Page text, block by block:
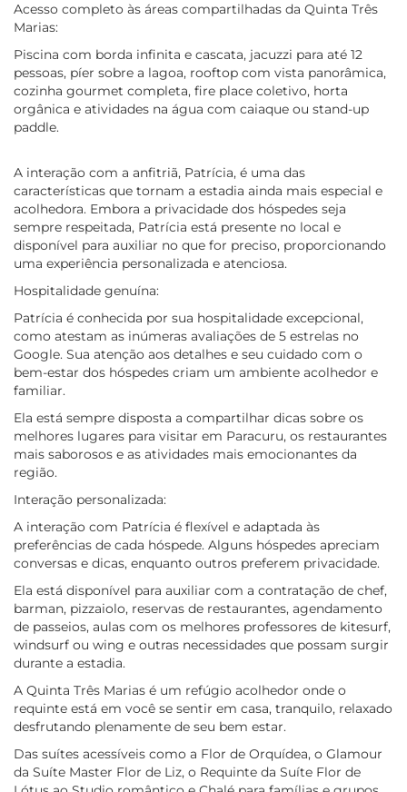
Acesso completo às áreas compartilhadas da Quinta Três
Marias:
Piscina com borda infinita e cascata, jacuzzi para até 12
pessoas, píer sobre a lagoa, rooftop com vista panorâmica,
cozinha gourmet completa, fire place coletivo, horta
orgânica e atividades na água com caiaque ou stand-up
paddle.
A interação com a anfitriã, Patrícia, é uma das
características que tornam a estadia ainda mais especial e
acolhedora. Embora a privacidade dos hóspedes seja
sempre respeitada, Patrícia está presente no local e
disponível para auxiliar no que for preciso, proporcionando
uma experiência personalizada e atenciosa.
Hospitalidade genuína:
Patrícia é conhecida por sua hospitalidade excepcional,
como atestam as inúmeras avaliações de 5 estrelas no
Google. Sua atenção aos detalhes e seu cuidado com o
bem-estar dos hóspedes criam um ambiente acolhedor e
familiar.
Ela está sempre disposta a compartilhar dicas sobre os
melhores lugares para visitar em Paracuru, os restaurantes
mais saborosos e as atividades mais emocionantes da
região.
Interação personalizada:
A interação com Patrícia é flexível e adaptada às
preferências de cada hóspede. Alguns hóspedes apreciam
conversas e dicas, enquanto outros preferem privacidade.
Ela está disponível para auxiliar com a contratação de chef,
barman, pizzaiolo, reservas de restaurantes, agendamento
de passeios, aulas com os melhores professores de kitesurf,
windsurf ou wing e outras necessidades que possam surgir
durante a estadia.
A Quinta Três Marias é um refúgio acolhedor onde o
requinte está em você se sentir em casa, tranquilo, relaxado
desfrutando plenamente de seu bem estar.
Das suítes acessíveis como a Flor de Orquídea, o Glamour
da Suíte Master Flor de Liz, o Requinte da Suíte Flor de